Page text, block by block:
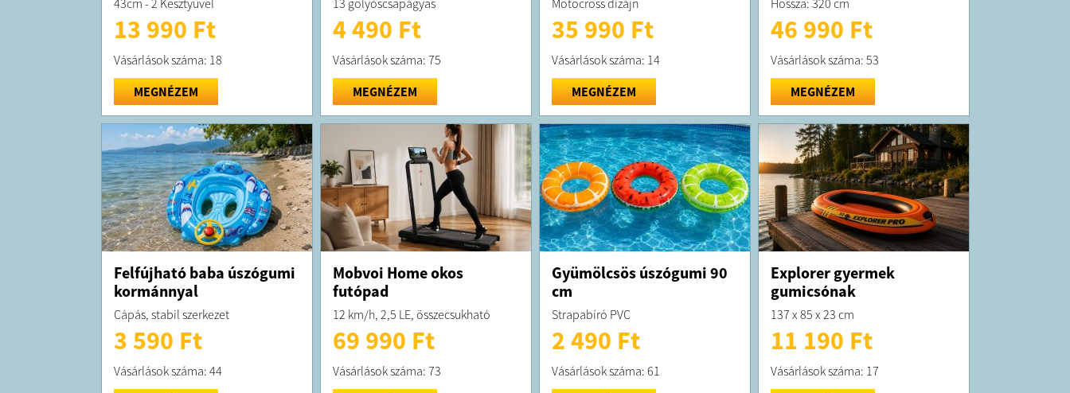
13 990 Ft
Vásárlások száma: 18
MEGNÉZEM
4 490 Ft
Vásárlások száma: 75
MEGNÉZEM
35 990 Ft
Vásárlások száma: 14
MEGNÉZEM
46 990 Ft
Vásárlások száma: 53
MEGNÉZEM
Felfújható baba úszógumi
kormánnyal
Cápás, stabil szerkezet
3 590 Ft
Vásárlások száma: 44
Mobvoi Home okos
futópad
12 km/h, 2,5 LE, összecsukható
69 990 Ft
Vásárlások száma: 73
Gyümölcsös úszógumi 90
cm
Strapabíró PVC
2 490 Ft
Vásárlások száma: 61
Explorer gyermek
gumicsónak
137 x 85 x 23 cm
11 190 Ft
Vásárlások száma: 17